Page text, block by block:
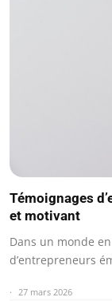
Témoignages
et motivant
Dans un monde
d’entrepreneurs
27 mars 2026